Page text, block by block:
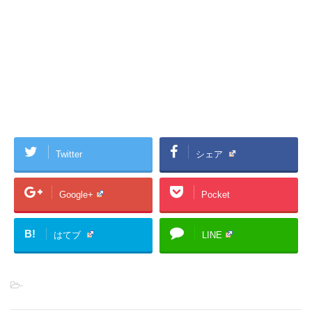
Twitter シェア
Google+ Pocket
B! はてブ LINE
-